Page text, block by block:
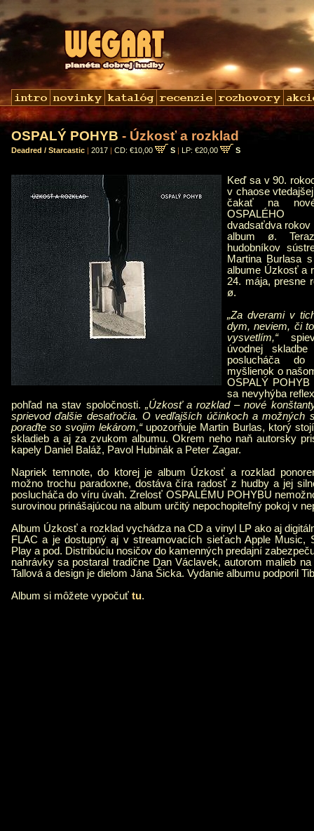
OSPALÝ POHYB - Úzkosť a rozklad
Deadred / Starcastic | 2017 | CD: €10,00 S | LP: €20,00 S
Keď sa v 90.
v chaose
čakať na
OSPALÉHO
dvadsaťdva rokov
album ø.
hudobníkov
Martina Burlasa
albume Úzkosť a
24. mája, presne
ø.
„Za dverami v
dym, neviem, či
vysvetlím,“
úvodnej
poslucháča do
myšlienok o
OSPALÝ
sa nevyhýba
pohľad na stav spoločnosti. „Úzkosť a rozklad – nové
sprievod ďalšie desaťročia. O vedľajších účinkoch a možných
poraďte so svojim lekárom,“upozorňuje Martin Burlas, ktorý
skladieb a aj za zvukom albumu. Okrem neho naň autorsky
kapely Daniel Baláž, Pavol Hubinák a Peter Zagar.
Napriek temnote, do ktorej je album Úzkosť a rozklad
možno trochu paradoxne, dostáva číra radosť z hudby a jej
poslucháča do víru úvah. Zrelosť OSPALÉMU POHYBU
surovinou prinášajúcou na album určitý nepochopiteľný pokoj v
Album Úzkosť a rozklad vychádza na CD a vinyl LP ako aj
FLAC a je dostupný aj v streamovacích sieťach Apple Music,
Play a pod. Distribúciu nosičov do kamenných predajní
nahrávky sa postaral tradične Dan Václavek, autorom malieb
Tallová a design je dielom Jána Šicka. Vydanie albumu podporil
Album si môžete vypočuť tu.